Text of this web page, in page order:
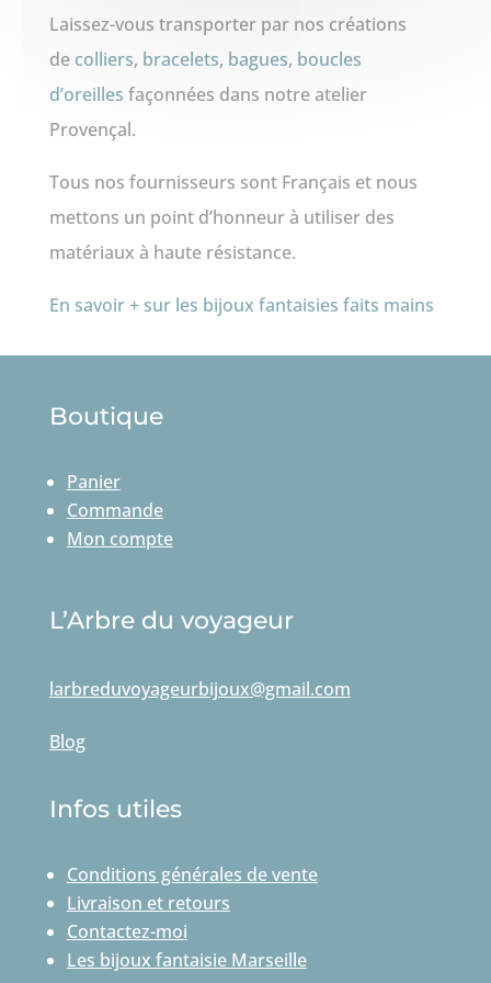
Laissez-vous transporter par nos créations
de colliers, bracelets, bagues, boucles
d’oreilles façonnées dans notre atelier
Provençal.
Tous nos fournisseurs sont Français et nous
mettons un point d’honneur à utiliser des
matériaux à haute résistance.
En savoir + sur les bijoux fantaisies faits mains
Boutique
Panier
Commande
Mon compte
L’Arbre du voyageur
larbreduvoyageurbijoux@gmail.com
Blog
Infos utiles
Conditions générales de vente
Livraison et retours
Contactez-moi
Les bijoux fantaisie Marseille